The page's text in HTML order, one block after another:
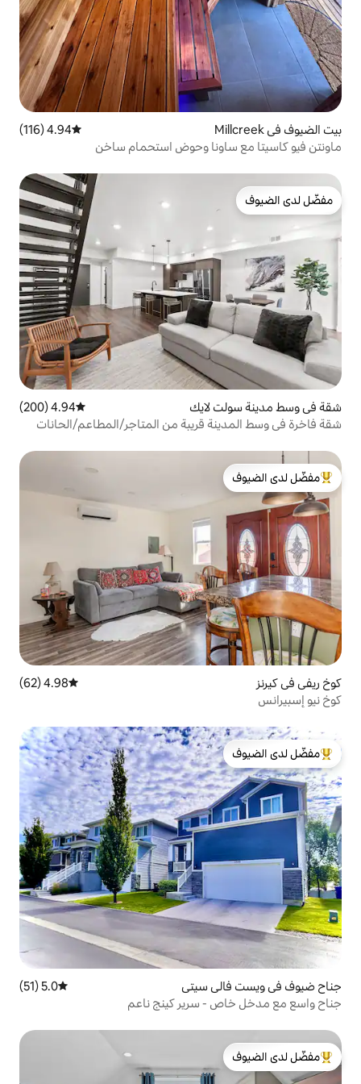
متوسط التقييم 4.94 من 5، 116 مراجعات
وحوض استحمام ساخن
لايك متوسط التقييم 4.94 من 5، 200 مراجعات
4.94 (200)
قريبة من المتاجر/المطاعم/الحانات
الضيوف
الضيوف
سيتي متوسط التقييم 5.0 من 5، 51 مراجعات
5.0 (51)
سرير كينج ناعم
الضيوف